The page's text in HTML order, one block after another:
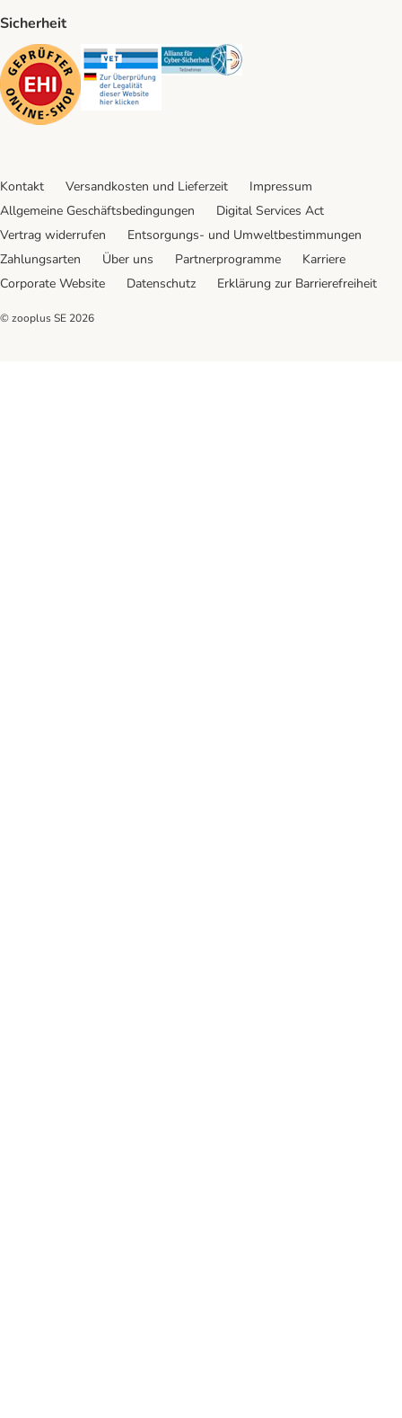
Sicherheit
Security Security Security
Kontakt Versandkosten und Lieferzeit
Impressum
Allgemeine Geschäftsbedingungen
Digital Services Act
Vertrag widerrufen
Entsorgungs- und Umweltbestimmungen
Zahlungsarten
Über uns Partnerprogramme
Karriere
Corporate Website
Datenschutz Erklärung zur Barrierefreiheit
© zooplus SE 2026